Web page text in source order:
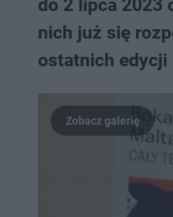
do 2 lipca 2023
nich już się
ostatnich edycji